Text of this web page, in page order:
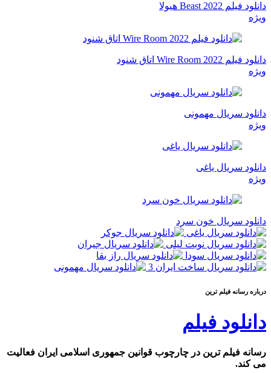
دانلود فیلم Beast 2022 هیولا
ویژه
دانلود فیلم Wire Room 2022 اتاق شنود
ویژه
دانلود سریال مهمونی
ویژه
دانلود سریال یاغی
ویژه
دانلود سریال خون سرد
درباره رسانه فيلم ترين
دانلود فیلم
رسانه فیلم ترین در چارچوب قوانین جمهوری اسلامی ایران فعالیت
می کند.